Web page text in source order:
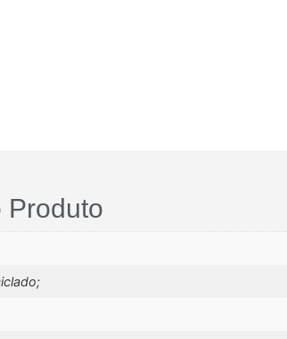
Produto